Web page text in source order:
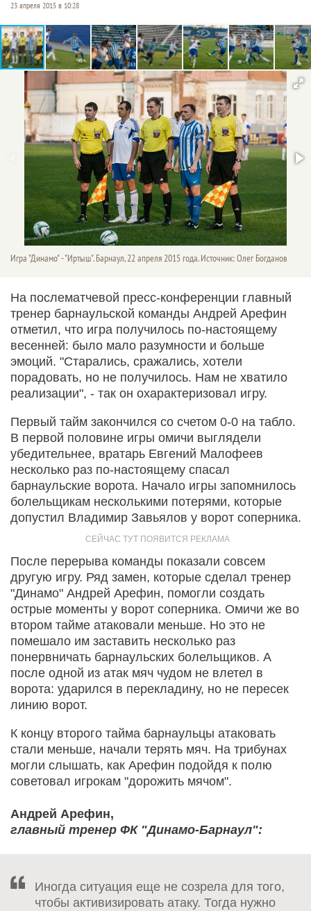
23 апреля 2015 в 10:28
Игра "Динамо" - "Иртыш". Барнаул, 22 апреля 2015 года. Источник: Олег Богданов
На послематчевой пресс-конференции главный
тренер барнаульской команды Андрей Арефин
отметил, что игра получилось по-настоящему
весенней: было мало разумности и больше
эмоций. "Старались, сражались, хотели
порадовать, но не получилось. Нам не хватило
реализации", - так он охарактеризовал игру.
Первый тайм закончился со счетом 0-0 на табло.
В первой половине игры омичи выглядели
убедительнее, вратарь Евгений Малофеев
несколько раз по-настоящему спасал
барнаульские ворота. Начало игры запомнилось
болельщикам несколькими потерями, которые
допустил Владимир Завьялов у ворот соперника.
После перерыва команды показали совсем
другую игру. Ряд замен, которые сделал тренер
"Динамо" Андрей Арефин, помогли создать
острые моменты у ворот соперника. Омичи же во
втором тайме атаковали меньше. Но это не
помешало им заставить несколько раз
понервничать барнаульских болельщиков. А
после одной из атак мяч чудом не влетел в
ворота: ударился в перекладину, но не пересек
линию ворот.
К концу второго тайма барнаульцы атаковать
стали меньше, начали терять мяч. На трибунах
могли слышать, как Арефин подойдя к полю
советовал игрокам "дорожить мячом".
Андрей Арефин,
главный тренер ФК "Динамо-Барнаул":
Иногда ситуация еще не созрела для того,
чтобы активизировать атаку. Тогда нужно